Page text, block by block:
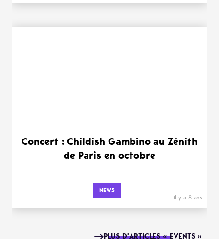
Concert : Childish Gambino au Zénith
de Paris en octobre
NEWS
il y a 8 ans
PLUS D'ARTICLES « EVENTS »